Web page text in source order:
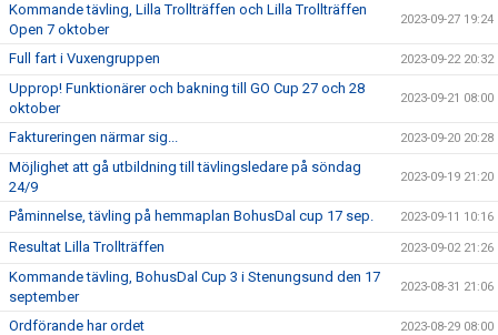
Kommande tävling, Lilla Trollträffen och Lilla Trollträffen
Open 7 oktober
2023-09-27 19:24
Full fart i Vuxengruppen 2023-09-22 20:32
Upprop! Funktionärer och bakning till GO Cup 27 och 28
oktober
2023-09-21 08:00
Faktureringen närmar sig... 2023-09-20 20:28
Möjlighet att gå utbildning till tävlingsledare på söndag
24/9
2023-09-19 21:20
Påminnelse, tävling på hemmaplan BohusDal cup 17 sep. 2023-09-11 10:16
Resultat Lilla Trollträffen 2023-09-02 21:26
Kommande tävling, BohusDal Cup 3 i Stenungsund den 17
september
2023-08-31 21:06
Ordförande har ordet 2023-08-29 08:00